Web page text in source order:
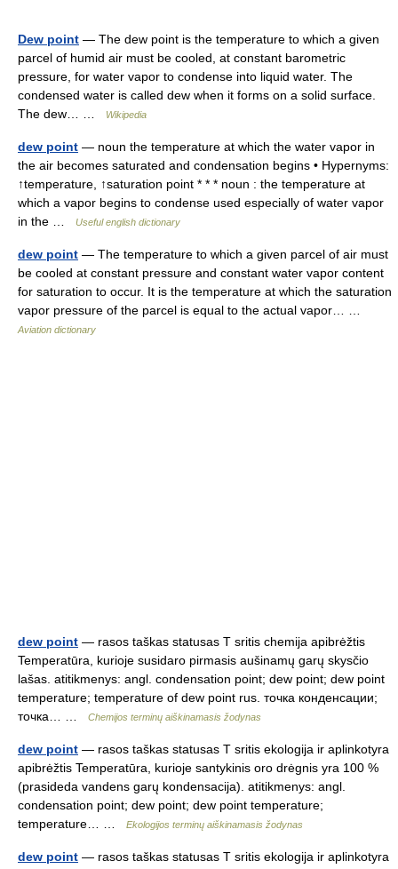
Dew point — The dew point is the temperature to which a given
parcel of humid air must be cooled, at constant barometric
pressure, for water vapor to condense into liquid water. The
condensed water is called dew when it forms on a solid surface.
The dew… …
Wikipedia
dew point — noun the temperature at which the water vapor in
the air becomes saturated and condensation begins • Hypernyms:
↑temperature, ↑saturation point * * * noun : the temperature at
which a vapor begins to condense used especially of water vapor
in the …
Useful english dictionary
dew point — The temperature to which a given parcel of air must
be cooled at constant pressure and constant water vapor content
for saturation to occur. It is the temperature at which the saturation
vapor pressure of the parcel is equal to the actual vapor… …
Aviation dictionary
dew point — rasos taškas statusas T sritis chemija apibrėžtis
Temperatūra, kurioje susidaro pirmasis aušinamų garų skysčio
lašas. atitikmenys: angl. condensation point; dew point; dew point
temperature; temperature of dew point rus. точка конденсации;
точка… …
Chemijos terminų aiškinamasis žodynas
dew point — rasos taškas statusas T sritis ekologija ir aplinkotyra
apibrėžtis Temperatūra, kurioje santykinis oro drėgnis yra 100 %
(prasideda vandens garų kondensacija). atitikmenys: angl.
condensation point; dew point; dew point temperature;
temperature… …
Ekologijos terminų aiškinamasis žodynas
dew point — rasos taškas statusas T sritis ekologija ir aplinkotyra